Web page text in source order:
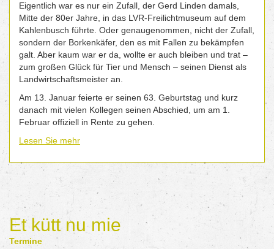
Eigentlich war es nur ein Zufall, der Gerd Linden damals,
Mitte der 80er Jahre, in das LVR-Freilichtmuseum auf dem
Kahlenbusch führte. Oder genaugenommen, nicht der Zufall,
sondern der Borkenkäfer, den es mit Fallen zu bekämpfen
galt. Aber kaum war er da, wollte er auch bleiben und trat –
zum großen Glück für Tier und Mensch – seinen Dienst als
Landwirtschaftsmeister an.
Am 13. Januar feierte er seinen 63. Geburtstag und kurz
danach mit vielen Kollegen seinen Abschied, um am 1.
Februar offiziell in Rente zu gehen.
Lesen Sie mehr
Et kütt nu mie
Termine